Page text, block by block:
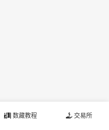
数藏教程 交易所